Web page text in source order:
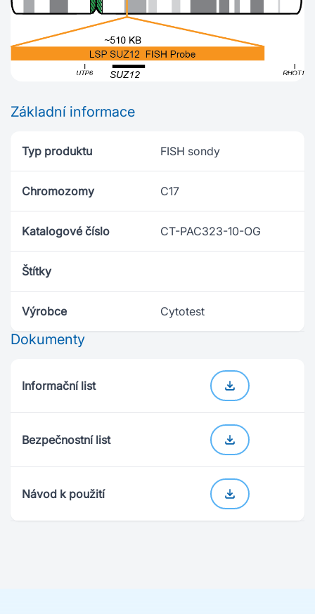
Základní informace
Typ produktu FISH sondy
Chromozomy C17
Katalogové číslo CT-PAC323-10-OG
Štítky
Výrobce Cytotest
Dokumenty
Informační list
Bezpečnostní list
Návod k použití